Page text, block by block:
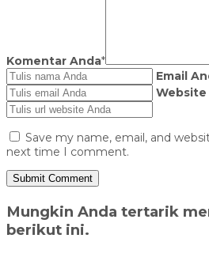
Komentar Anda*
Email
Website
Save my name, email, and
next time I comment.
Mungkin Anda tertarik
berikut ini.